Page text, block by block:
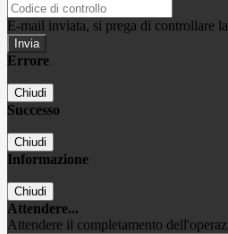
E-mail inviata, si prega di controllare
Errore
Chiudi
Successo
Chiudi
Informazione
Chiudi
Attendere...
Attendere il completamento